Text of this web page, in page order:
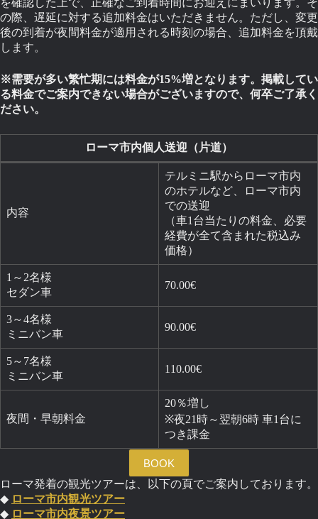
を確認した上で、正確なご到着時間にお迎えにまいります。そ
の際、遅延に対する追加料金はいただきません。ただし、変更
後の到着が夜間料金が適用される時刻の場合、追加料金を頂戴
します。
※需要が多い繁忙期には料金が15%増となります。掲載してい
る料金でご案内できない場合がございますので、何卒ご了承く
ださい。
ローマ市内個人送迎（片道）
内容
テルミニ駅からローマ市内
のホテルなど、ローマ市内
での送迎
（車1台当たりの料金、必要
経費が全て含まれた税込み
価格）
1～2名様
セダン車
70.00€
3～4名様
ミニバン車
90.00€
5～7名様
ミニバン車
110.00€
夜間・早朝料金
20％増し
※夜21時～翌朝6時 車1台に
つき課金
BOOK
ローマ発着の観光ツアーは、以下の頁でご案内しております。
◆ ローマ市内観光ツアー
◆ ローマ市内夜景ツアー